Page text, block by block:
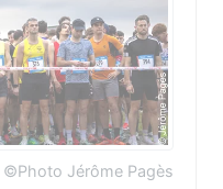
©Photo Jérôme Pagès